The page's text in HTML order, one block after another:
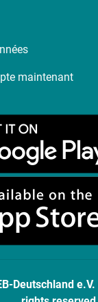
maintenant
Deutschland e.V.